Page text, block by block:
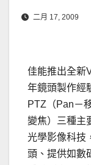
二月 17, 2009
佳能推出全新
年鏡頭製作經
PTZ（Pan－
變焦）三種主
光學影像科技
頭、提供如數